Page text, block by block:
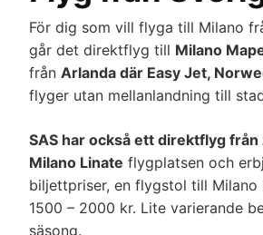
För dig som vill flyga till Milano
går det direktflyg till Milano
från Arlanda där Easy Jet,
flyger utan mellanlandning till
SAS har också ett direktflyg från
Milano Linate flygplatsen och
biljettpriser, en flygstol till
1500 – 2000 kr. Lite varierande
säsong.